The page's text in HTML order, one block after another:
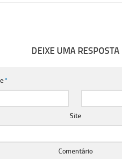
DEIXE UMA RESPOSTA
*
Site
Comentário